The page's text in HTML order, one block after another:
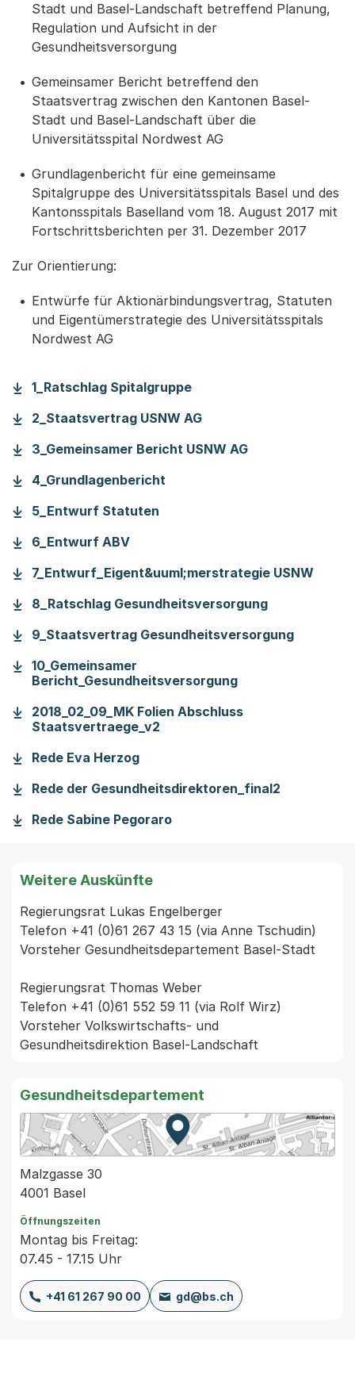
Stadt und Basel-Landschaft betreffend Planung,
Regulation und Aufsicht in der
Gesundheitsversorgung
Gemeinsamer Bericht betreffend den
Staatsvertrag zwischen den Kantonen Basel-
Stadt und Basel-Landschaft über die
Universitätsspital Nordwest AG
Grundlagenbericht für eine gemeinsame
Spitalgruppe des Universitätsspitals Basel und des
Kantonsspitals Baselland vom 18. August 2017 mit
Fortschrittsberichten per 31. Dezember 2017
Zur Orientierung:
Entwürfe für Aktionärbindungsvertrag, Statuten
und Eigentümerstrategie des Universitätsspitals
Nordwest AG
1_Ratschlag Spitalgruppe
2_Staatsvertrag USNW AG
3_Gemeinsamer Bericht USNW AG
4_Grundlagenbericht
5_Entwurf Statuten
6_Entwurf ABV
7_Entwurf_Eigent&uuml;merstrategie USNW
8_Ratschlag Gesundheitsversorgung
9_Staatsvertrag Gesundheitsversorgung
10_Gemeinsamer
Bericht_Gesundheitsversorgung
2018_02_09_MK Folien Abschluss
Staatsvertraege_v2
Rede Eva Herzog
Rede der Gesundheitsdirektoren_final2
Rede Sabine Pegoraro
Weitere Auskünfte
Regierungsrat Lukas Engelberger
Telefon +41 (0)61 267 43 15 (via Anne Tschudin)
Vorsteher Gesundheitsdepartement Basel-Stadt
Regierungsrat Thomas Weber
Telefon +41 (0)61 552 59 11 (via Rolf Wirz)
Vorsteher Volkswirtschafts- und
Gesundheitsdepartement
Zur Karte von MapBS.
Externer Link, wird in einem
Malzgasse 30
4001 Basel
Öffnungszeiten
Montag bis Freitag:
07.45 - 17.15 Uhr
+41 61 267 90 00 gd@bs.ch